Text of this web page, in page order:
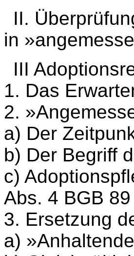
II.
in
III
1. Das
2.
a) Der
b) Der Begriff
c)
Abs. 4 BGB 89
3. Ersetzung
a)